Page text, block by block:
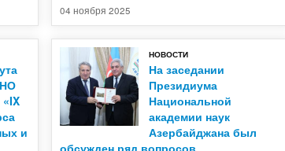
04 ноября 2025
и
НОВОСТИ
На заседании
Президиума
Национальной
академии наук
Азербайджана был
обсужден ряд вопросов